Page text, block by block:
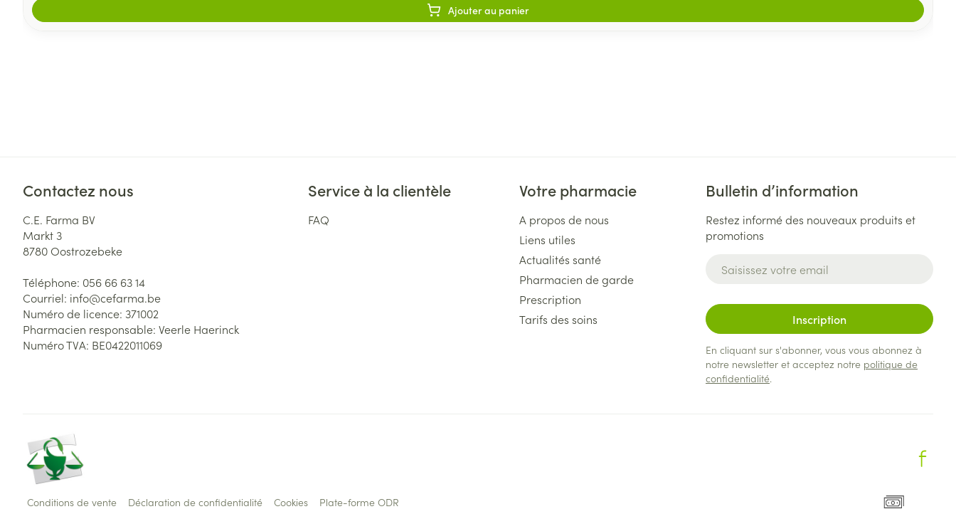
Ajouter au panier
Contactez nous
C.E. Farma BV
Markt 3
8780Oostrozebeke
Téléphone: 056 66 63 14
Courriel: info@cefarma.be
Numéro de licence: 371002
Pharmacien responsable: Veerle Haerinck
Numéro TVA: BE0422011069
Service à la clientèle
FAQ
Votre pharmacie
A propos de nous
Liens utiles
Actualités santé
Pharmacien de garde
Prescription
Tarifs des soins
Bulletin d’information
Restez informé des nouveaux produits et
promotions
Inscription
En cliquant sur s'abonner, vous vous abonnez à
notre newsletter et acceptez notre politique de
confidentialité.
Conditions de vente Déclaration de confidentialité Cookies Plate-forme ODR